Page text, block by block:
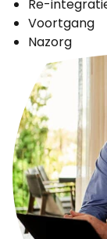
Re-
Voortgang
Nazorg